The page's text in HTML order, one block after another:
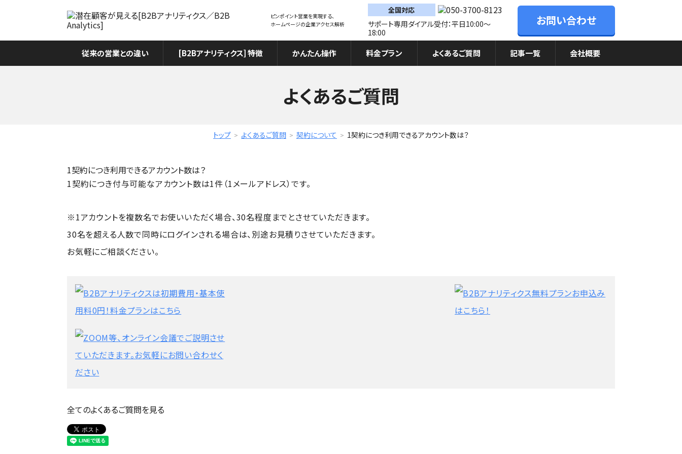
ピンポイント営業を実現する、
ホームページの企業アクセス解析
全国対応
サポート専用ダイアル受付：平日10:00〜
18:00
お問い合わせ
従来の営業との違い [B2Bアナリティクス] 特徴 かんたん操作 料金プラン よくあるご質問 記事一覧 会社概要
よくあるご質問
トップ よくあるご質問 契約について 1契約につき利用できるアカウント数は？
1契約につき利用できるアカウント数は？
1契約につき付与可能なアカウント数は1件（1メールアドレス）です。
※1アカウントを複数名でお使いいただく場合、30名程度までとさせていただきます。
30名を超える人数で同時にログインされる場合は、別途お見積りさせていただきます。
お気軽にご相談ください。
全てのよくあるご質問を見る